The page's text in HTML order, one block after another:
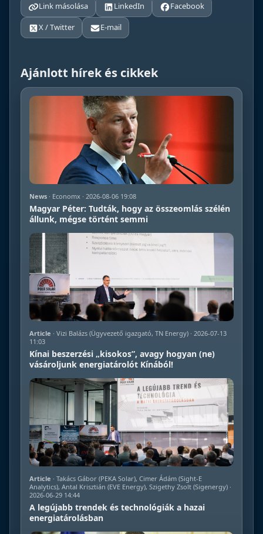
Link másolása LinkedIn
Facebook
X / Twitter
E-mail
Ajánlott hírek és cikkek
News · Economx · 2026-08-06 19:08
Magyar Péter: Tudták, hogy az összeomlás szélén
állunk, mégse történt semmi
Article · Vizi Balázs (Ügyvezető igazgató, TN Energy) · 2026-07-13
11:03
Kínai beszerzési „kisokos”, avagy hogyan (ne)
vásároljunk energiatárolót Kínából!
Article · Takács Gábor (PEKA Solar), Cimer Ádám (Sight-E
Analytics), Antal Krisztián (EVE Energy), Szigethy Zsolt (Sigenergy) ·
2026-06-29 14:44
A legújabb trendek és technológiák a hazai
energiatárolásban